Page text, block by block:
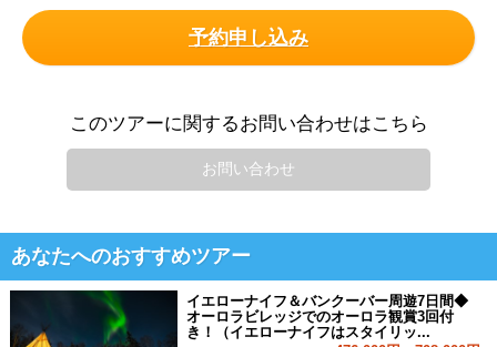
予約申し込み
このツアーに関するお問い合わせはこちら
お問い合わせ
あなたへのおすすめツアー
イエローナイフ＆バンクーバー周遊7日間◆
オーロラビレッジでのオーロラ観賞3回付
き！（イエローナイフはスタイリッ...